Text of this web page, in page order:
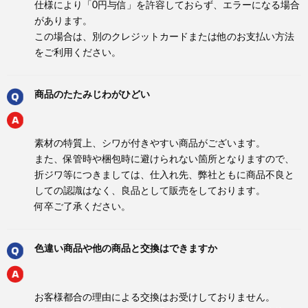
仕様により「0円与信」を許容しておらず、エラーになる場合
があります。
この場合は、別のクレジットカードまたは他のお支払い方法
をご利用ください。
商品のたたみじわがひどい
素材の特質上、シワが付きやすい商品がございます。
また、保管時や梱包時に避けられない箇所となりますので、
折ジワ等につきましては、仕入れ先、弊社ともに商品不良と
しての認識はなく、良品として販売をしております。
何卒ご了承ください。
色違い商品や他の商品と交換はできますか
お客様都合の理由による交換はお受けしておりません。